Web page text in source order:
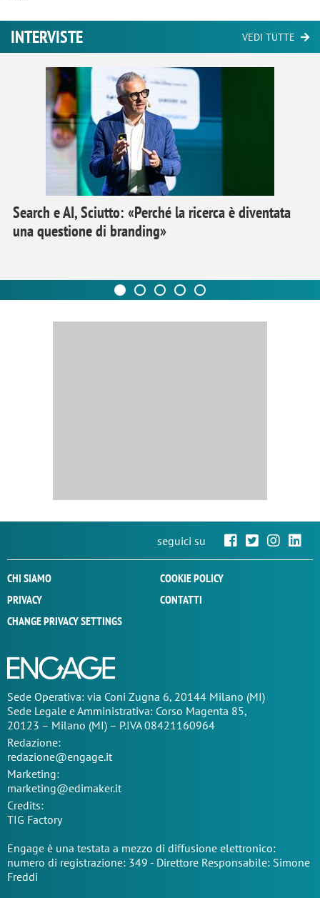
INTERVISTE VEDI TUTTE
Search e AI, Sciutto: «Perché la ricerca è diventata
una questione di branding»
seguici su
CHI SIAMO
COOKIE POLICY
PRIVACY
CONTATTI
CHANGE PRIVACY SETTINGS
Sede Operativa: via Coni Zugna 6, 20144 Milano (MI)
Sede Legale e Amministrativa: Corso Magenta 85,
20123 – Milano (MI) – P.IVA 08421160964
Redazione:
redazione@engage.it
Marketing:
marketing@edimaker.it
Credits:
TIG Factory
Engage è una testata a mezzo di diffusione elettronico:
numero di registrazione: 349 - Direttore Responsabile: Simone
Freddi